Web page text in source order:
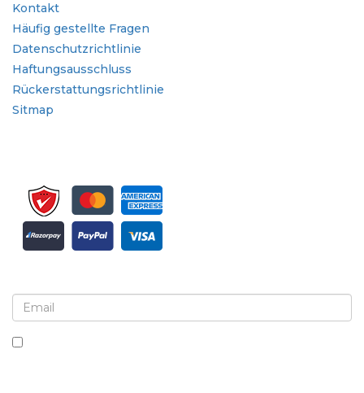
Kontakt
Häufig gestellte Fragen
Datenschutzrichtlinie
Haftungsausschluss
Rückerstattungsrichtlinie
Sitmap